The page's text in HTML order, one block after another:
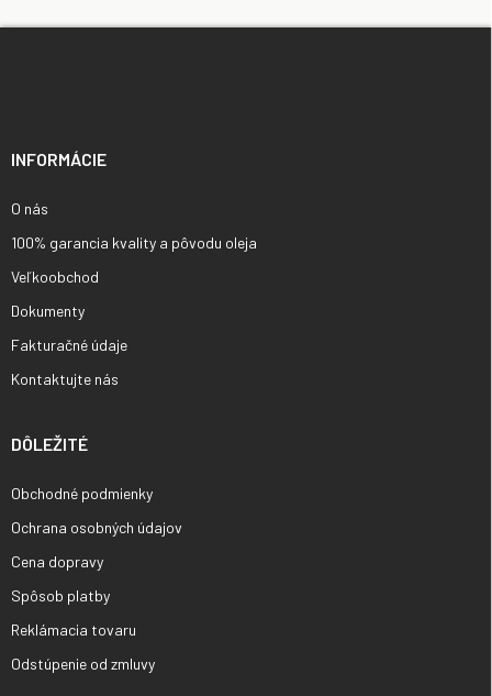
INFORMÁCIE
O nás
100% garancia kvality a pôvodu oleja
Veľkoobchod
Dokumenty
Fakturačné údaje
Kontaktujte nás
DÔLEŽITÉ
Obchodné podmienky
Ochrana osobných údajov
Cena dopravy
Spôsob platby
Reklámacia tovaru
Odstúpenie od zmluvy